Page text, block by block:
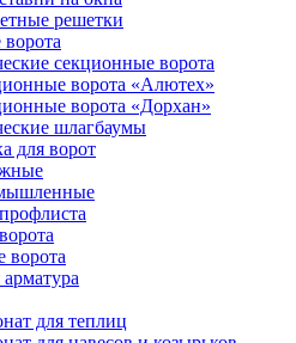
решетки
секционные ворота
ворота «Алютех»
ворота «Дорхан»
шлагбаумы
для ворот
ворота
для теплиц